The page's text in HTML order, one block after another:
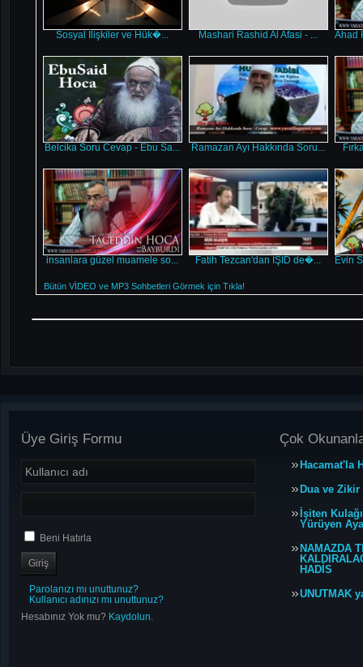
Sosyal İlişkiler ve Hük�... Mashari Rashid Al Afasi - ... Ahad
Belcika Soru Cevap - Ebu Sa... Ramazan Ayı Hakkında Soru...
insanlara güzel muamele so... Fatih Tezcan'dan IŞİD de�... Evin
Bütün VİDEO ve MP3 Sohbetleri Görmek için Tıkla!
Üye Giriş Formu
Beni Hatırla
Parolanızı mı unuttunuz?
Kullanıcı adınızı mı unuttunuz?
Hesabınız Yok mu? Kaydolun.
Çok
Hacamat'la
Dua ve
İşiten
Yürüyen
NAMAZDA
HADİS
UNUTMAK